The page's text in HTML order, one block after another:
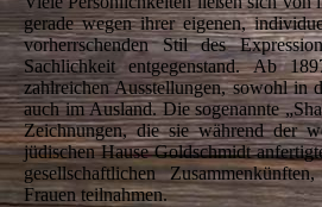
gerade wegen ihrer eigenen,
vorherrschenden Stil des
Sachlichkeit entgegenstand. Ab
zahlreichen Ausstellungen, sowohl in
auch im Ausland. Die sogenannte
Zeichnungen, die sie während der
jüdischen Hause Goldschmidt
gesellschaftlichen
Frauen teilnahmen.